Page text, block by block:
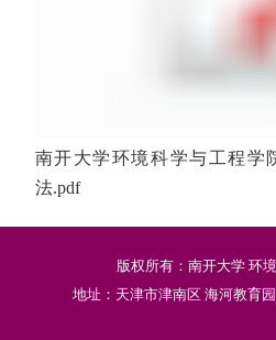
南开大学环境科学与工程学
法.pdf
版权所有：南开大学 环
地址：天津市津南区 海河教育